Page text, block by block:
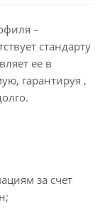
–
стандарту
ее в
гарантируя ,
за счет